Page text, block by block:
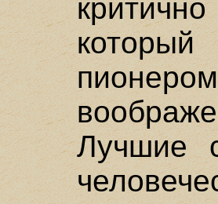
Лучшие